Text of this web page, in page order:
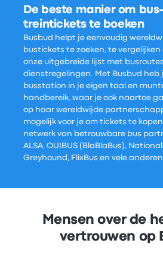
De beste manier om
treintickets te boeken
Busbud helpt je eenvoudig
bustickets te zoeken, te
onze uitgebreide lijst met
dienstregelingen. Met Busbud heb
busstation in je eigen taal en
handbereik, waar je ook naartoe
op haar wereldwijde
mogelijk voor je om tickets te
netwerk van betrouwbare bus
ALSA, OUIBUS (BlaBlaBus),
Greyhound, FlixBus en vele
Mensen over de
vertrouwen op